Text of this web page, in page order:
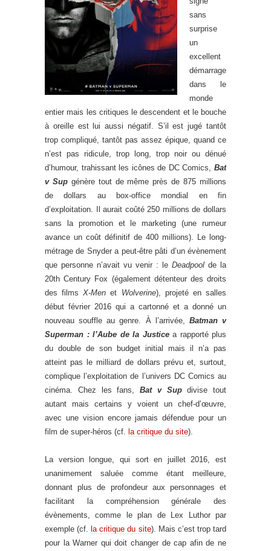
sans
surprise
un
excellent
démarrage
dans le
monde
entier mais les critiques le descendent et le bouche
à oreille est lui aussi négatif. S’il est jugé tantôt
trop compliqué, tantôt pas assez épique, quand ce
n’est pas ridicule, trop long, trop noir ou dénué
d’humour, trahissant les icônes de DC Comics, Bat
v Supgénère tout de même près de 875 millions
de dollars au box-office mondial en fin
d’exploitation. Il aurait coûté 250 millions de dollars
sans la promotion et le marketing (une rumeur
avance un coût définitif de 400 millions). Le long-
métrage de Snyder a peut-être pâti d’un évènement
que personne n’avait vu venir : le Deadpool de la
20th Century Fox (également détenteur des droits
des filmsX-Men et Wolverine), projeté en salles
début février 2016 qui a cartonné et a donné un
nouveau souffle au genre. À l’arrivée, Batman v
Superman : l’Aube de la Justicea rapporté plus
du double de son budget initial mais il n’a pas
atteint pas le milliard de dollars prévu et, surtout,
complique l’exploitation de l’univers DC Comics au
cinéma. Chez les fans, Bat v Supdivise tout
autant mais certains y voient un chef-d’œuvre,
avec une vision encore jamais défendue pour un
film de super-héros (cf. la critique du site).
La version longue, qui sort en juillet 2016, est
unanimement saluée comme étant meilleure,
donnant plus de profondeur aux personnages et
facilitant la compréhension générale des
évènements, comme le plan de Lex Luthor par
exemple (cf.la critique du site). Mais c’est trop tard
pour la Warner qui doit changer de cap afin de ne